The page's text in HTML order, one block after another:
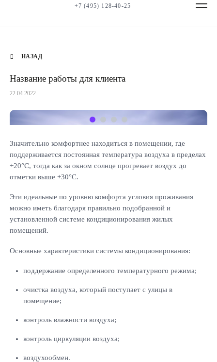
+7 (495) 128-40-25
НАЗАД
Название работы для клиента
22.04.2022
Значительно комфортнее находиться в помещении, где
поддерживается постоянная температура воздуха в пределах
+20°С, тогда как за окном солнце прогревает воздух до
отметки выше +30°С.
Эти идеальные по уровню комфорта условия проживания
можно иметь благодаря правильно подобранной и
установленной системе кондиционирования жилых
помещений.
Основные характеристики системы кондиционирования:
поддержание определенного температурного режима;
очистка воздуха, который поступает с улицы в
помещение;
контроль влажности воздуха;
контроль циркуляции воздуха;
воздухообмен.